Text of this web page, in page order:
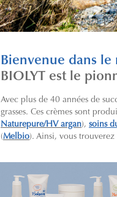
Bienvenue dans le
BIOLYT est le
Avec plus de 40 années de
grasses. Ces crèmes sont
Naturepure/HV argan), soins
(Melbio). Ainsi, vous trouverez